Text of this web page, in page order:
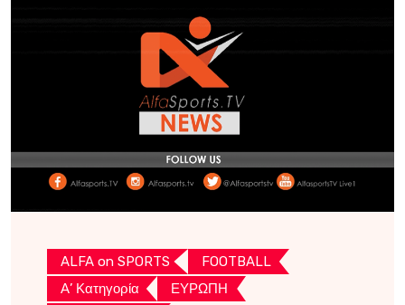
ALFA on SPORTS
FOOTBALL
Α’ Κατηγορία
ΕΥΡΩΠΗ